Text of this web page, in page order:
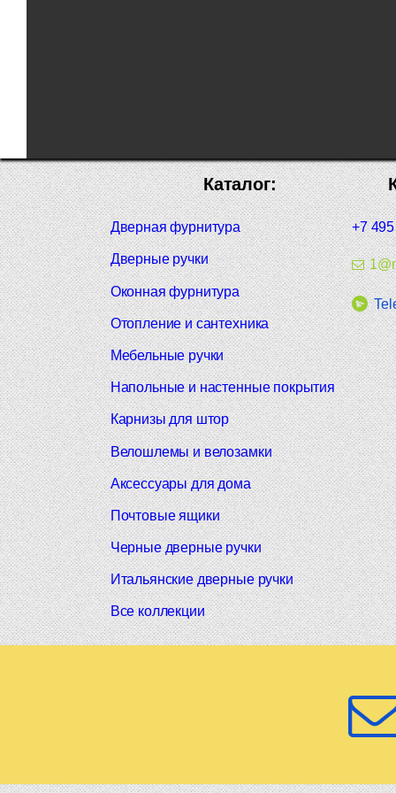
+7
Каталог:
Дверная фурнитура
Дверные ручки
Оконная фурнитура
Отопление и сантехника
Мебельные ручки
Напольные и настенные покрытия
Карнизы для штор
Велошлемы и велозамки
Аксессуары для дома
Почтовые ящики
Черные дверные ручки
Итальянские дверные ручки
Все коллекции